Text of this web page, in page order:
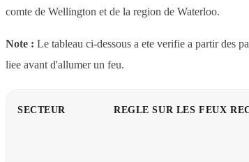
comte de Wellington et de la region de Waterloo.
Note : Le tableau ci-dessous a ete verifie a partir des
liee avant d'allumer un feu.
SECTEUR REGLE SUR LES FEUX